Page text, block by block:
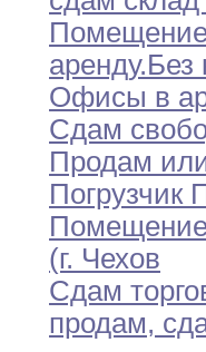
Помещение
аренду.Без
Офисы в
Сдам
Продам
Погрузчик
Помещение
(г. Чехов
Сдам
продам,